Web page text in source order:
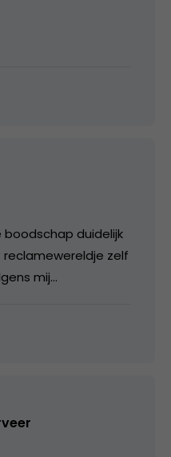
duidelijk
reclamewereldje zelf
mij…